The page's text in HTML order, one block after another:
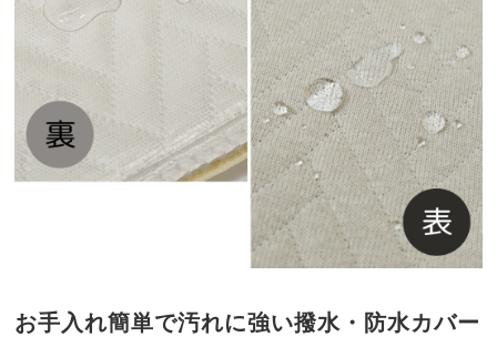
お手入れ簡単で汚れに強い撥水・防水カバー